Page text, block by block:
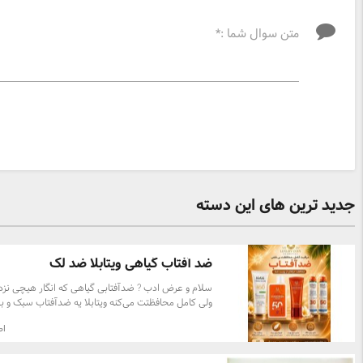
متن سوال شما :*
جدید ترین های این دسته
ضد آفتاب گیاهی ویتابلا ضد لک
سلام و عرض ادب ? ضدآفتابی گیاهی که انگار هیچی
ولی کامل محافظتت می‌کنه ویتابلا یه ضدآفتاب سبک و
سفیدت می‌کنه! ✅ ضد لک و تیرگی ✅ بافت سبک و